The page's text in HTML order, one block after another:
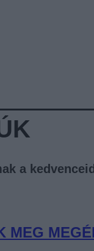
a
MEG